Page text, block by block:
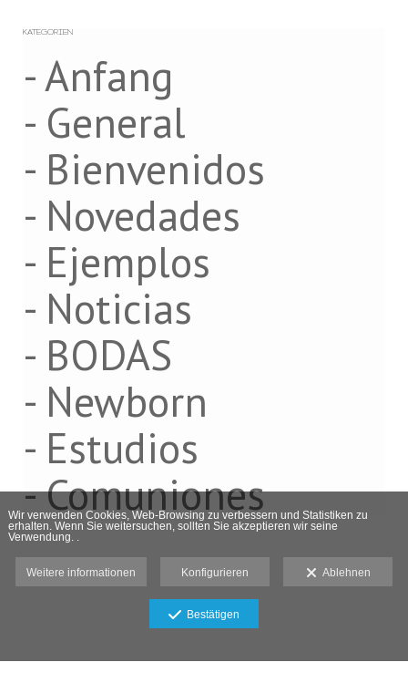
KATEGORIEN
- Anfang
- General
- Bienvenidos
- Novedades
- Ejemplos
- Noticias
- BODAS
- Newborn
- Estudios
- Comuniones
Wir verwenden Cookies, Web-Browsing zu verbessern und Statistiken zu
erhalten. Wenn Sie weitersuchen, sollten Sie akzeptieren wir seine
Verwendung. .
Weitere informationen Konfigurieren Ablehnen
Bestätigen